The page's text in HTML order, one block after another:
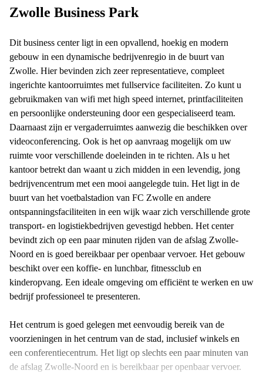
Zwolle Business Park
Dit business center ligt in een opvallend, hoekig en modern
gebouw in een dynamische bedrijvenregio in de buurt van
Zwolle. Hier bevinden zich zeer representatieve, compleet
ingerichte kantoorruimtes met fullservice faciliteiten. Zo kunt u
gebruikmaken van wifi met high speed internet, printfaciliteiten
en persoonlijke ondersteuning door een gespecialiseerd team.
Daarnaast zijn er vergaderruimtes aanwezig die beschikken over
videoconferencing. Ook is het op aanvraag mogelijk om uw
ruimte voor verschillende doeleinden in te richten. Als u het
kantoor betrekt dan waant u zich midden in een levendig, jong
bedrijvencentrum met een mooi aangelegde tuin. Het ligt in de
buurt van het voetbalstadion van FC Zwolle en andere
ontspanningsfaciliteiten in een wijk waar zich verschillende grote
transport- en logistiekbedrijven gevestigd hebben. Het center
bevindt zich op een paar minuten rijden van de afslag Zwolle-
Noord en is goed bereikbaar per openbaar vervoer. Het gebouw
beschikt over een koffie- en lunchbar, fitnessclub en
kinderopvang. Een ideale omgeving om efficiënt te werken en uw
bedrijf professioneel te presenteren.
Het centrum is goed gelegen met eenvoudig bereik van de
voorzieningen in het centrum van de stad, inclusief winkels en
een conferentiecentrum. Het ligt op slechts een paar minuten van
de afslag Zwolle-Noord en is bereikbaar per openbaar vervoer.